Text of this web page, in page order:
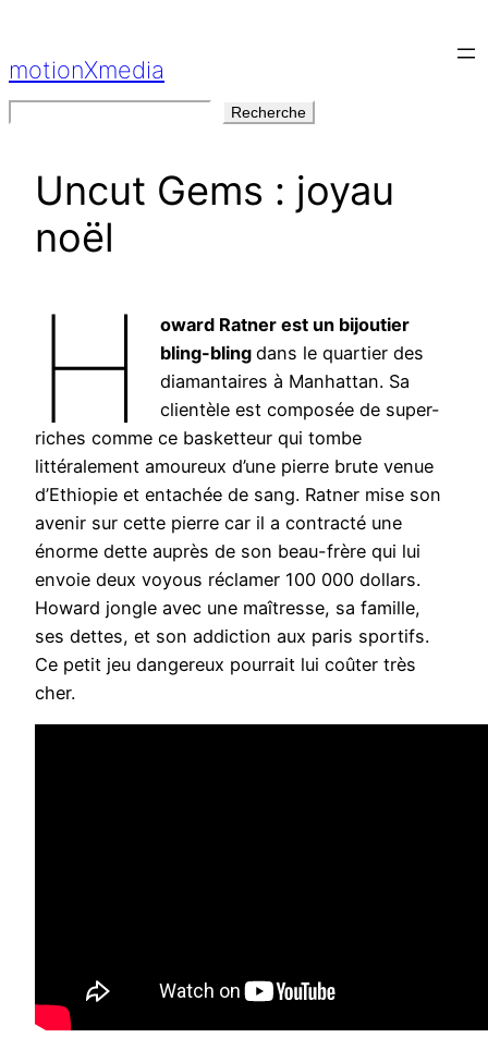
contenu
motionXmedia
Recherche
Uncut Gems : joyau
noël
H
oward Ratner est un bijoutier
bling-bling dans le quartier des
diamantaires à Manhattan. Sa
clientèle est composée de super-
riches comme ce basketteur qui tombe
littéralement amoureux d’une pierre brute venue
d’Ethiopie et entachée de sang. Ratner mise son
avenir sur cette pierre car il a contracté une
énorme dette auprès de son beau-frère qui lui
envoie deux voyous réclamer 100 000 dollars.
Howard jongle avec une maîtresse, sa famille,
ses dettes, et son addiction aux paris sportifs.
Ce petit jeu dangereux pourrait lui coûter très
cher.